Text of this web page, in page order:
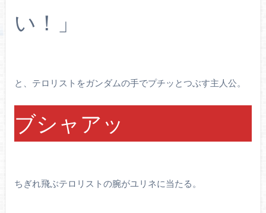
い！」
と、テロリストをガンダムの手でプチッとつぶす主人公。
ブシャアッ
ちぎれ飛ぶテロリストの腕がユリネに当たる。